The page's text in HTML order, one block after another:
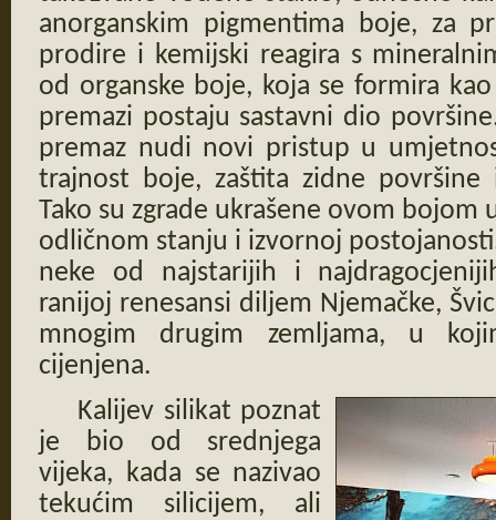
anorganskim pigmentima boje, za
prodire i kemijski reagira s
od organske boje, koja se formira
premazi postaju sastavni dio
premaz nudi novi pristup u
trajnost boje, zaštita zidne
Tako su zgrade ukrašene ovom bojom
odličnom stanju i izvornoj
neke od najstarijih i
ranijoj renesansi diljem Njemačke,
mnogim drugim zemljama, u
cijenjena.
Kalijev silikat poznat
je bio od srednjega
vijeka, kada se nazivao
tekućim silicijem, ali